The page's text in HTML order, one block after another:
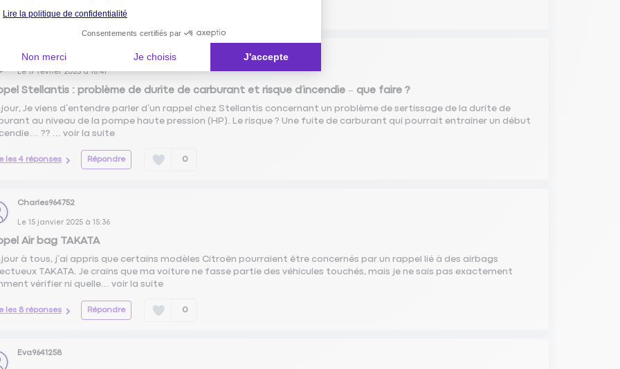
les 5 réponses Répondre
Julicia9874156862
Le17 février 2025à16:41
Stellantis : problème de durite de carburant et risque d’incendie – que faire ?
Je viens d’entendre parler d’un rappel chez Stellantis concernant un problème de sertissage de la durite de
au niveau de la pompe haute pression (HP). Le risque ? Une fuite de carburant qui pourrait entraîner un début
?? ...voir la suite
les 4 réponses Répondre 0
Charles964752
Le15 janvier 2025 à15:36
Air bag TAKATA
à tous, j’ai appris que certains modèles Citroën pourraient être concernés par un rappel lié à des airbags
TAKATA. Je crains que ma voiture ne fasse partie des véhicules touchés, mais je ne sais pas exactement
vérifier ni quelle...voir la suite
les 8 réponses Répondre 0
Eva9641258
Lire la politique de confidentialité
Consentements certifiés par
Non merci Je choisis J'accepte